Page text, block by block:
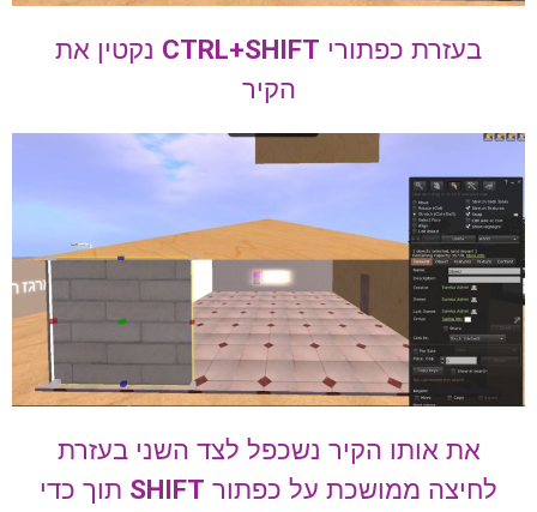
בעזרת כפתורי CTRL+SHIFT נקטין את
הקיר
את אותו הקיר נשכפל לצד השני בעזרת
לחיצה ממושכת על כפתור SHIFT תוך כדי